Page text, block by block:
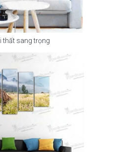
thất sang trọng